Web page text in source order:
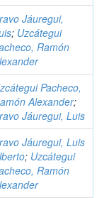
Jáuregui,
; Uzcátegui
Ramón
Pacheco,
Alexander;
Jáuregui, Luis
Jáuregui, Luis
; Uzcátegui
Ramón